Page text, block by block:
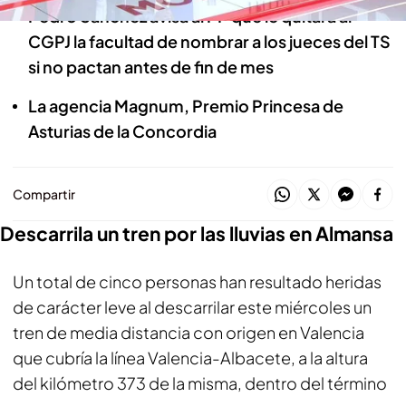
Pedro Sánchez avisa al PP que le quitará al
CGPJ la facultad de nombrar a los jueces del TS
si no pactan antes de fin de mes
La agencia Magnum, Premio Princesa de
Asturias de la Concordia
Compartir
Descarrila un tren por las lluvias en Almansa
Un total de cinco personas han resultado heridas
de carácter leve al descarrilar este miércoles un
tren de media distancia con origen en Valencia
que cubría la línea Valencia-Albacete, a la altura
del kilómetro 373 de la misma, dentro del término